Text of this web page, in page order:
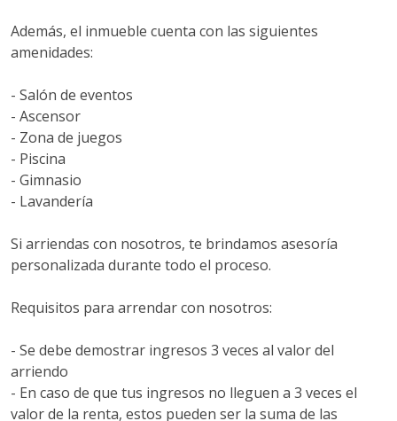
Además, el inmueble cuenta con las siguientes
amenidades:
- Salón de eventos
- Ascensor
- Zona de juegos
- Piscina
- Gimnasio
- Lavandería
Si arriendas con nosotros, te brindamos asesoría
personalizada durante todo el proceso.
Requisitos para arrendar con nosotros:
- Se debe demostrar ingresos 3 veces al valor del
arriendo
- En caso de que tus ingresos no lleguen a 3 veces el
valor de la renta, estos pueden ser la suma de las